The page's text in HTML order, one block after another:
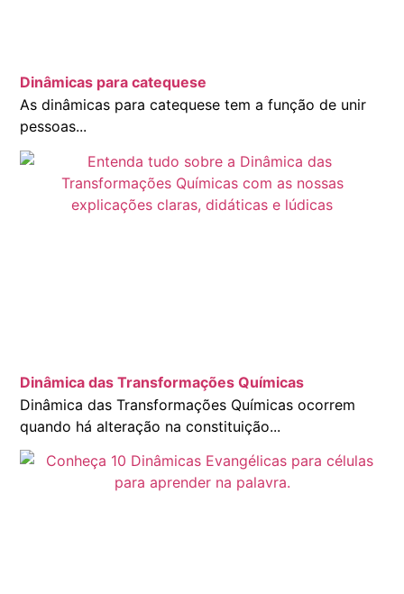
Dinâmicas para catequese
As dinâmicas para catequese tem a função de unir
pessoas...
Dinâmica das Transformações Químicas
Dinâmica das Transformações Químicas ocorrem
quando há alteração na constituição...